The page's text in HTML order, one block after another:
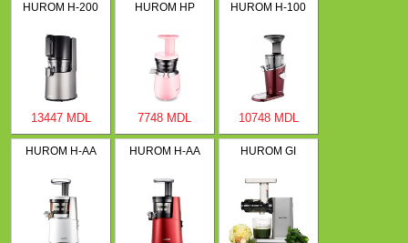
HUROM H-200
13447 MDL
HUROM HP
7748 MDL
HUROM H-100
10748 MDL
HUROM H-AA HUROM H-AA HUROM GI